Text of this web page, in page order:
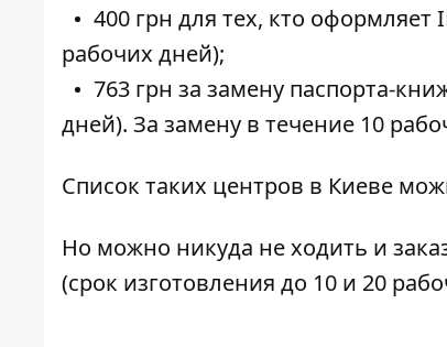
400 грн для тех, кто оформляет
рабочих дней);
763 грн за замену паспорта-
дней). За замену в течение 10
Список таких центров в Киеве
Но можно никуда не ходить и
(срок изготовления до 10 и 20